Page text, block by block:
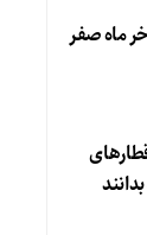
ماه صفر